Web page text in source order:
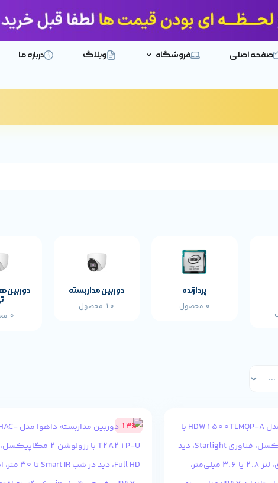
صفحه اصلی فروشگاه وبلاگ درباره ما
پردازنده
0 محصول
دوربین مداربسته
10 محصول
دوربین
0 محصول
13%